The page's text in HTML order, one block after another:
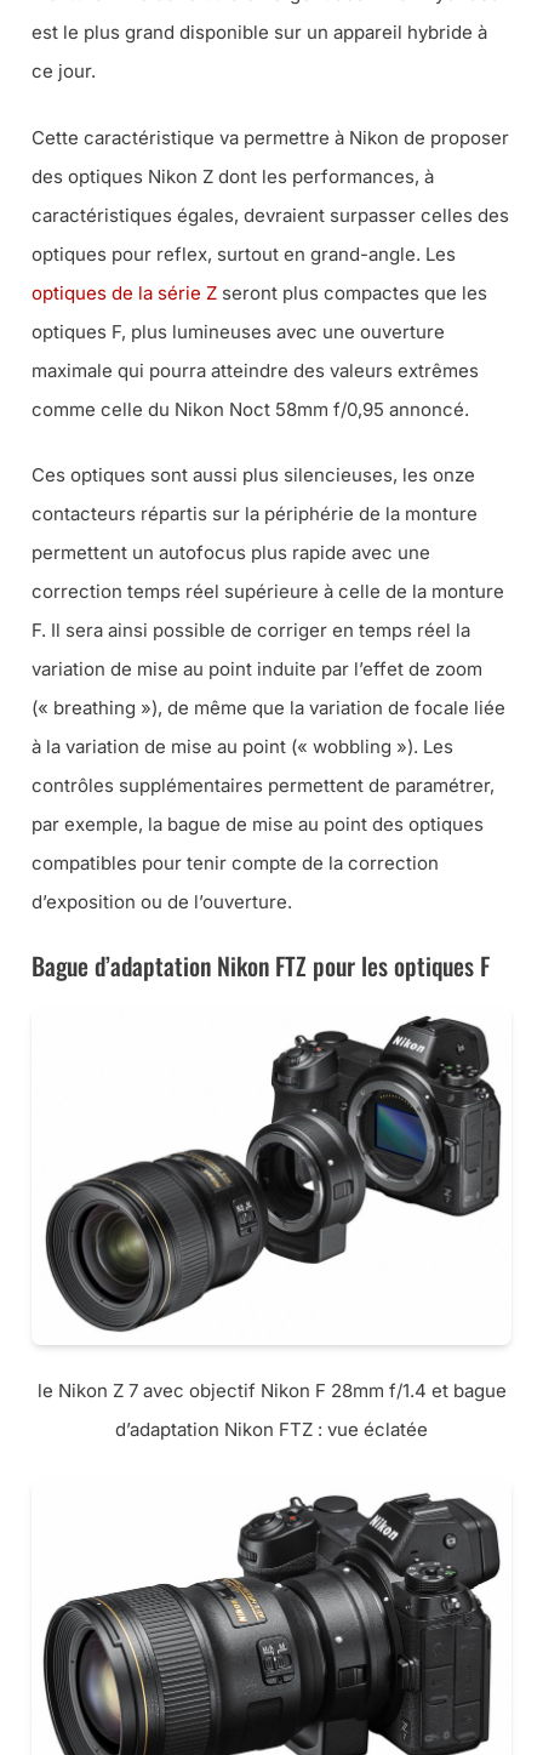
est le plus grand disponible sur un appareil hybride à
ce jour.
Cette caractéristique va permettre à Nikon de proposer
des optiques Nikon Z dont les performances, à
caractéristiques égales, devraient surpasser celles des
optiques pour reflex, surtout en grand-angle. Les
optiques de la série Z seront plus compactes que les
optiques F, plus lumineuses avec une ouverture
maximale qui pourra atteindre des valeurs extrêmes
comme celle du Nikon Noct 58mm f/0,95 annoncé.
Ces optiques sont aussi plus silencieuses, les onze
contacteurs répartis sur la périphérie de la monture
permettent un autofocus plus rapide avec une
correction temps réel supérieure à celle de la monture
F. Il sera ainsi possible de corriger en temps réel la
variation de mise au point induite par l’effet de zoom
(« breathing »), de même que la variation de focale liée
à la variation de mise au point (« wobbling »). Les
contrôles supplémentaires permettent de paramétrer,
par exemple, la bague de mise au point des optiques
compatibles pour tenir compte de la correction
d’exposition ou de l’ouverture.
Bague d’adaptation Nikon FTZ pour les optiques F
le Nikon Z 7 avec objectif Nikon F 28mm f/1.4 et bague
d’adaptation Nikon FTZ : vue éclatée